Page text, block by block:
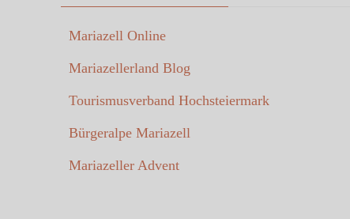
Mariazell Online
Mariazellerland Blog
Tourismusverband Hochsteiermark
Bürgeralpe Mariazell
Mariazeller Advent